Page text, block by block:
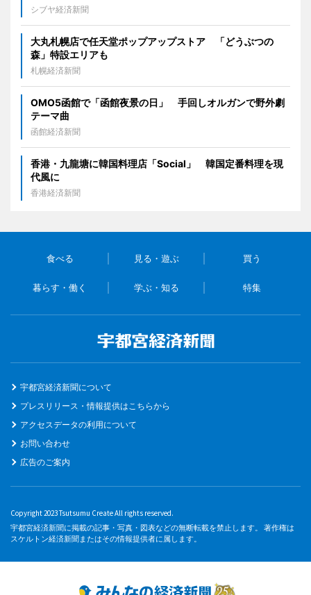
シブヤ経済新聞
大丸札幌店で任天堂ポップアップストア 「どうぶつの
森」特設エリアも
札幌経済新聞
OMO5函館で「函館夜景の日」 手回しオルガンで野外劇
テーマ曲
函館経済新聞
香港・九龍塘に韓国料理店「Social」 韓国定番料理を現
代風に
香港経済新聞
食べる 見る・遊ぶ 買う
暮らす・働く 学ぶ・知る 特集
宇都宮経済新聞について
プレスリリース・情報提供はこちらから
アクセスデータの利用について
お問い合わせ
広告のご案内
Copyright 2023 Tsutsumu Create All rights reserved.
宇都宮経済新聞に掲載の記事・写真・図表などの無断転載を禁止します。 著作権は
スケルトン経済新聞またはその情報提供者に属します。